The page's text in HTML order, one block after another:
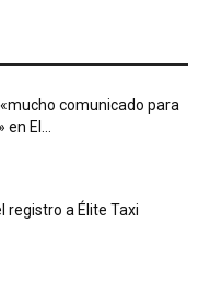
comunicado para
El...
registro a Élite Taxi